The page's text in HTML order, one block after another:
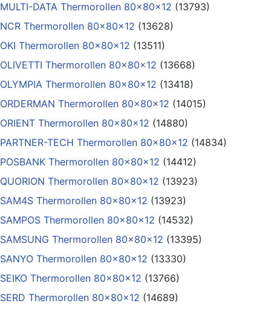
MULTI-DATA Thermorollen 80x80x12 (13793)
NCR Thermorollen 80x80x12 (13628)
OKI Thermorollen 80x80x12 (13511)
OLIVETTI Thermorollen 80x80x12 (13668)
OLYMPIA Thermorollen 80x80x12 (13418)
ORDERMAN Thermorollen 80x80x12 (14015)
ORIENT Thermorollen 80x80x12 (14880)
PARTNER-TECH Thermorollen 80x80x12 (14834)
POSBANK Thermorollen 80x80x12 (14412)
QUORION Thermorollen 80x80x12 (13923)
SAM4S Thermorollen 80x80x12 (13923)
SAMPOS Thermorollen 80x80x12 (14532)
SAMSUNG Thermorollen 80x80x12 (13395)
SANYO Thermorollen 80x80x12 (13330)
SEIKO Thermorollen 80x80x12 (13766)
SERD Thermorollen 80x80x12 (14689)